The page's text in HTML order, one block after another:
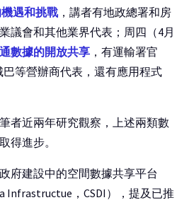
機遇和挑戰 ，講者有地政總署和房
議會和其他業界代表；周四（4月
數據的開放共享 ，有運輸署官
等營辦商代表，還有應用程式
者近兩年研究觀察，上述兩類數
得進步。
府建設中的空間數據共享平台
Infrastructue，CSDI），提及已推